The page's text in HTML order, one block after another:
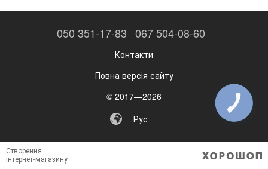
050 351-17-83 067 504-08-60
Контакти
Повна версія сайту
© 2017—2026
Рус
Створення
інтернет-магазину
КНОПКА
ЗВ'ЯЗКУ